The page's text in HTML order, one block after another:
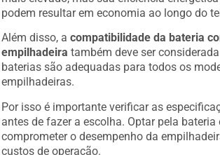
podem resultar em economia ao longo do
Além disso, acompatibilidade da bateria
empilhadeira também deve ser
baterias são adequadas para todos os
empilhadeiras.
Por isso é importante verificar as
antes de fazer a escolha. Optar pela bateria
comprometer o desempenho da
custos de operação.